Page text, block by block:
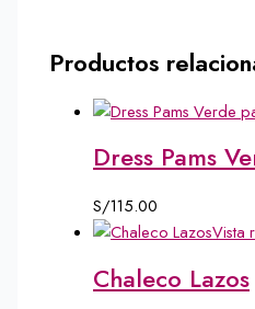
Productos
Dress Pams
S/115.00
Vista
Chaleco Lazos